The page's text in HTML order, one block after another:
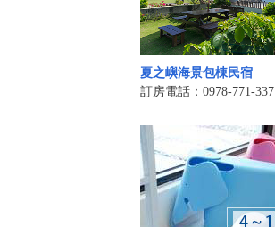
夏之嶼海景包棟民宿
訂房電話：0978-771-337